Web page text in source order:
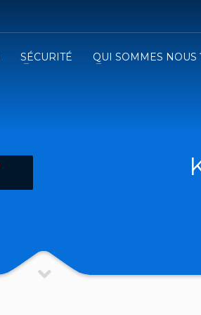
SÉCURITÉ QUI SOMMES NOUS